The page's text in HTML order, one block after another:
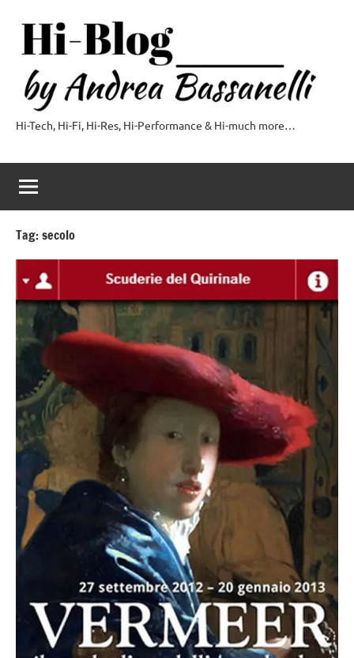
contenuto
Hi-
Blog
by
Andrea
Bassanelli
Hi-Tech, Hi-Fi, Hi-Res, Hi-Performance & Hi-much more…
Tag:secolo